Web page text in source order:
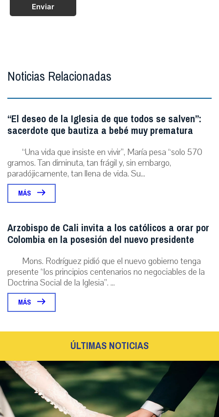
Enviar
Noticias Relacionadas
“El deseo de la Iglesia de que todos se salven”:
sacerdote que bautiza a bebé muy prematura
“Una vida que insiste en vivir”, María pesa “solo 570
gramos. Tan diminuta, tan frágil y, sin embargo,
paradójicamente, tan llena de vida. Su...
MÁS
Arzobispo de Cali invita a los católicos a orar por
Colombia en la posesión del nuevo presidente
Mons. Rodríguez pidió que el nuevo gobierno tenga
presente “los principios centenarios no negociables de la
Doctrina Social de la Iglesia”. ...
MÁS
ÚLTIMAS NOTICIAS